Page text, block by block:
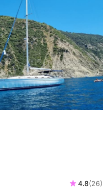
4.8(26)